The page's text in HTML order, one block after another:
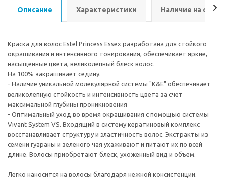
Описание Характеристики Наличие на
Краска для волос Estel Princess Essex разработана для стойкого
окрашивания и интенсивного тонирования, обеспечивает яркие,
насыщенные цвета, великолепный блеск волос.
На 100% закрашивает седину.
- Наличие уникальной молекулярной системы "K&E" обеспечивает
великолепную стойкость и интенсивность цвета за счет
максимальной глубины проникновения
- Оптимальный уход во время окрашивания с помощью системы
Vivant System VS. Входящий в систему кератиновый комплекс
восстанавливает структуру и эластичность волос. Экстракты из
семени гуараны и зеленого чая ухаживают и питают их по всей
длине. Волосы приобретают блеск, ухоженный вид и объем.
Легко наносится на волосы благодаря нежной консистенции.